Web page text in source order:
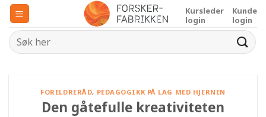
Skip
content
Kursleder
login
Kunde
login
FORELDRERÅD, PEDAGOGIKK PÅ LAG MED HJERNEN
Den gåtefulle kreativiteten